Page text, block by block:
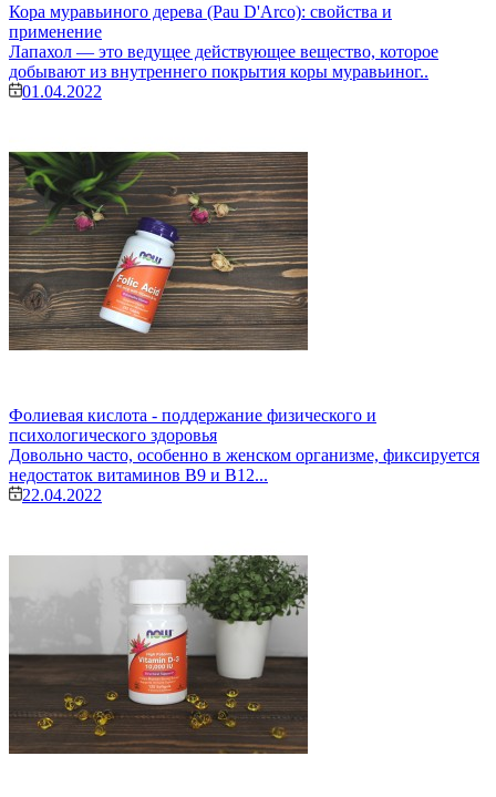
Кора муравьиного дерева (Pau D'Arco): свойства и
применение
Лапахол — это ведущее действующее вещество, которое
добывают из внутреннего покрытия коры муравьиног..
01.04.2022
Фолиевая кислота - поддержание физического и
психологического здоровья
Довольно часто, особенно в женском организме, фиксируется
недостаток витаминов В9 и В12...
22.04.2022